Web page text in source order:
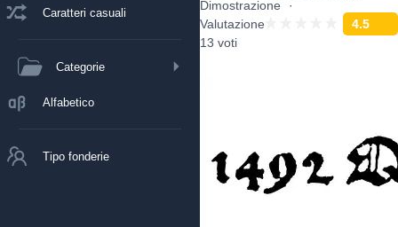
Caratteri casuali
Categorie
Alfabetico
Tipo fonderie
Dimostrazione
Valutazione
4.5
13 voti